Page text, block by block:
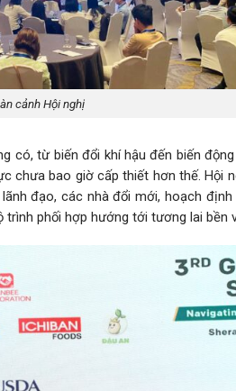
cảnh Hội nghị
có, từ biến đổi khí hậu đến biến
chưa bao giờ cấp thiết hơn thế. Hội
đạo, các nhà đổi mới, hoạch định
phối hợp hướng tới tương lai bền